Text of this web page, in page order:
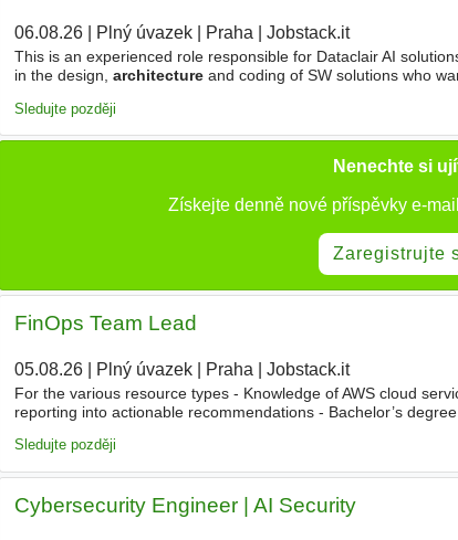
06.08.26| Plný úvazek| Praha Jobstack.it
This is an experienced role responsible for Dataclair AI
in the design, architectureand coding of SW solutions who
Sledujte později
Nenechte si
Získejte denně nové příspěvky e-
Zaregistrujte
FinOps Team Lead
05.08.26| Plný úvazek| Praha Jobstack.it|
For the various resource types - Knowledge of AWS cloud
reporting into actionable recommendations - Bachelor’s
Sledujte později
Cybersecurity Engineer | AI Security